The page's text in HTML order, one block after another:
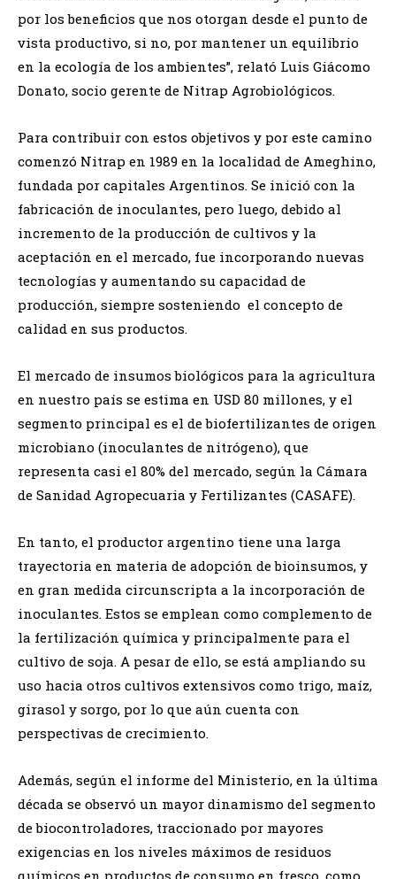
por los beneficios que nos otorgan desde el punto de
vista productivo, si no, por mantener un equilibrio
en la ecología de los ambientes”, relató Luis Giácomo
Donato, socio gerente de Nitrap Agrobiológicos.
Para contribuir con estos objetivos y por este camino
comenzó Nitrap en 1989 en la localidad de Ameghino,
fundada por capitales Argentinos. Se inició con la
fabricación de inoculantes, pero luego, debido al
incremento de la producción de cultivos y la
aceptación en el mercado, fue incorporando nuevas
tecnologías y aumentando su capacidad de
producción, siempre sosteniendo el concepto de
calidad en sus productos.
El mercado de insumos biológicos para la agricultura
en nuestro país se estima en USD 80 millones, y el
segmento principal es el de biofertilizantes de origen
microbiano (inoculantes de nitrógeno), que
representa casi el 80% del mercado, según la Cámara
de Sanidad Agropecuaria y Fertilizantes (CASAFE).
En tanto, el productor argentino tiene una larga
trayectoria en materia de adopción de bioinsumos, y
en gran medida circunscripta a la incorporación de
inoculantes. Estos se emplean como complemento de
la fertilización química y principalmente para el
cultivo de soja. A pesar de ello, se está ampliando su
uso hacia otros cultivos extensivos como trigo, maíz,
girasol y sorgo, por lo que aún cuenta con
perspectivas de crecimiento.
Además, según el informe del Ministerio, en la última
década se observó un mayor dinamismo del segmento
de biocontroladores, traccionado por mayores
exigencias en los niveles máximos de residuos
químicos en productos de consumo en fresco, como